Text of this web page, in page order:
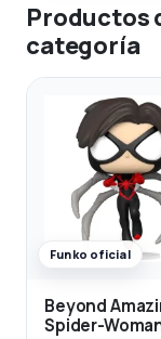
Productos
categoría
Funko oficial
Beyond
Spider-